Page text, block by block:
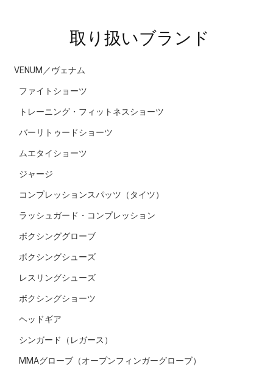
取り扱いブランド
VENUM／ヴェナム
ファイトショーツ
トレーニング・フィットネスショーツ
バーリトゥードショーツ
ムエタイショーツ
ジャージ
コンプレッションスパッツ（タイツ）
ラッシュガード・コンプレッション
ボクシンググローブ
ボクシングシューズ
レスリングシューズ
ボクシングショーツ
ヘッドギア
シンガード（レガース）
MMAグローブ（オープンフィンガーグローブ）